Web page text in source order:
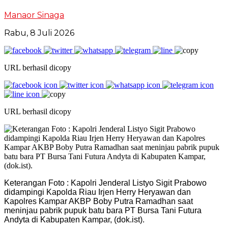
Manaor Sinaga
Rabu, 8 Juli 2026
URL berhasil dicopy
URL berhasil dicopy
Keterangan Foto : Kapolri Jenderal Listyo Sigit Prabowo
didampingi Kapolda Riau Irjen Herry Heryawan dan
Kapolres Kampar AKBP Boby Putra Ramadhan saat
meninjau pabrik pupuk batu bara PT Bursa Tani Futura
Andyta di Kabupaten Kampar, (dok.ist).